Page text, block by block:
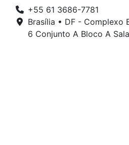
+55 61 3686-7781
Brasília • DF - Complexo
6 Conjunto A Bloco A